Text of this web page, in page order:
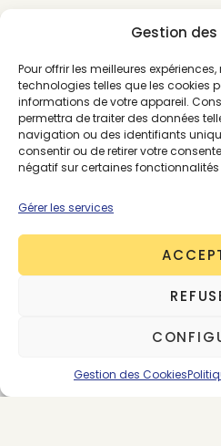
Gestion des
Pour offrir les meilleures
technologies telles que les cookies
informations de votre appareil.
permettra de traiter des données
navigation ou des identifiants
consentir ou de retirer votre
négatif sur certaines
Gérer les services
Gestion des Cookies
About the
Claire